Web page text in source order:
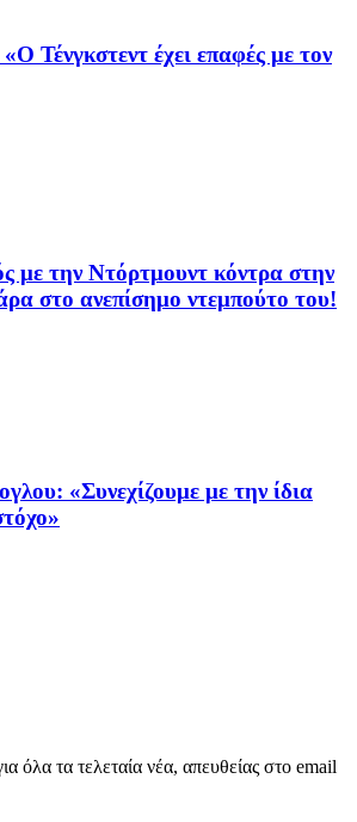
Τένγκστεντ έχει επαφές με τον
με την Ντόρτμουντ κόντρα στην
στο ανεπίσημο ντεμπούτο του!
«Συνεχίζουμε με την ίδια
όλα τα τελεταία νέα, απευθείας στο email